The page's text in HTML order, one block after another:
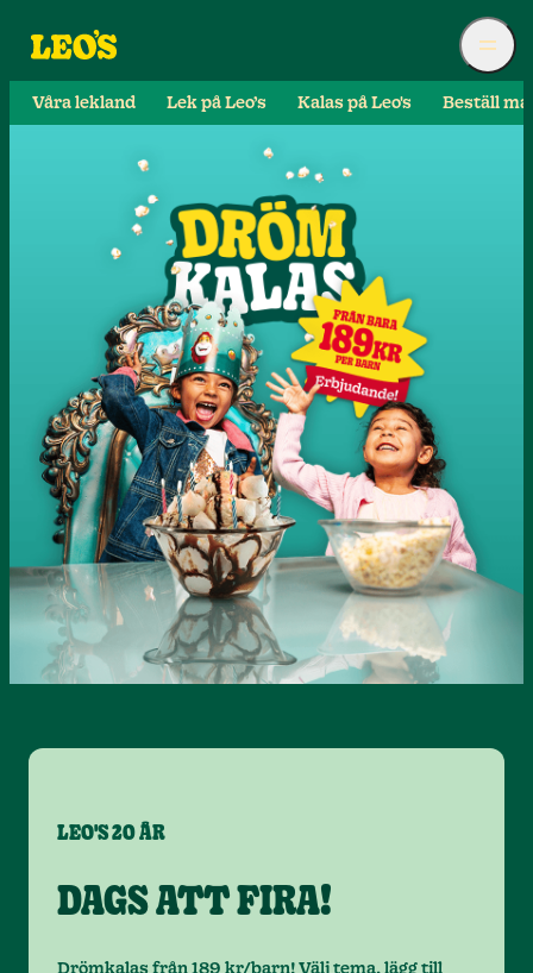
Våra lekland Lek på Leo’s Kalas på Leo's Beställ
LEO'S 20 ÅR
DAGS ATT FIRA!